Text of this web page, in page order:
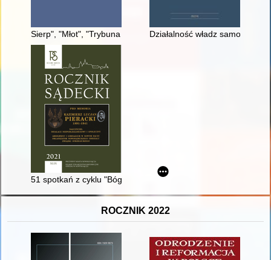
Sierp", "Młot", "Trybuna Radziecka" : tytuły polskojęzycznej
Działalność władz
51 spotkań z cyklu "Bóg - Honor - Ojczyzna" (1 IV 2014 - 10
ROCZNIK 2022